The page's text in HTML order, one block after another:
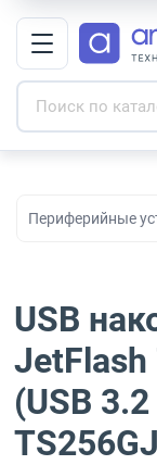
Периферийные
USB
JetFlash
(USB